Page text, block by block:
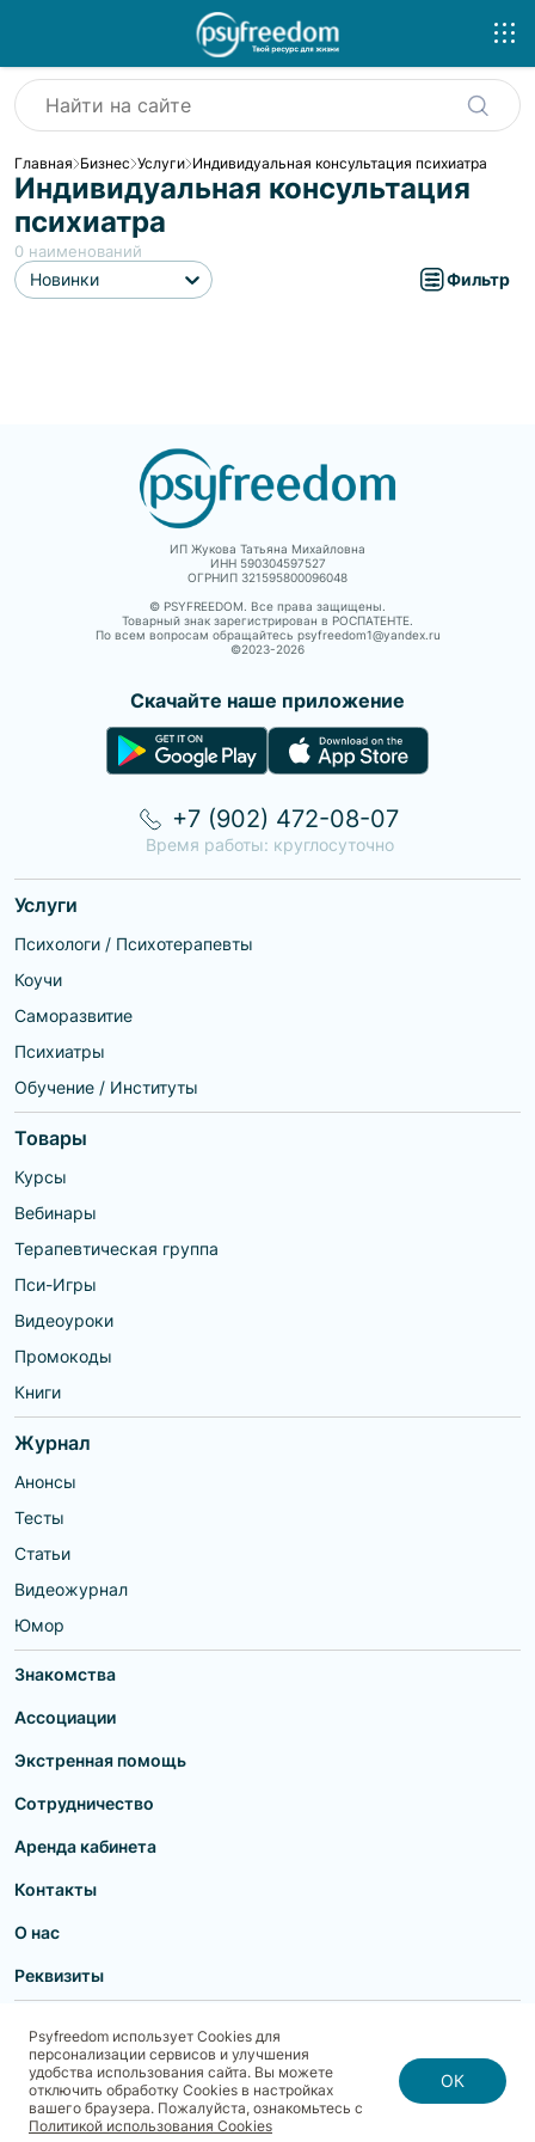
Главная Бизнес Услуги Индивидуальная консультация психиатра
Индивидуальная консультация
психиатра
0 наименований
Новинки Фильтр
ИП Жукова Татьяна Михайловна
ИНН 590304597527
ОГРНИП 321595800096048
© PSYFREEDOM. Все права защищены.
Товарный знак зарегистрирован в РОСПАТЕНТЕ.
По всем вопросам обращайтесь psyfreedom1@yandex.ru
©2023-2026
Скачайте наше приложение
Услуги
Психологи / Психотерапевты
Коучи
Саморазвитие
Психиатры
Обучение / Институты
Товары
Курсы
Вебинары
Терапевтическая группа
Пси-Игры
Видеоуроки
Промокоды
Книги
Журнал
Анонсы
Тесты
Статьи
Видеожурнал
Юмор
Знакомства
Ассоциации
Экстренная помощь
Сотрудничество
Аренда кабинета
Контакты
О нас
Реквизиты
+7 (902) 472-08-07
Время работы: круглосуточно
Пользовательское соглашениеПолитика конфиденциальности
Договор-оферта для партнеров и образовательных учреждений
Договор-оферта для специалистов
Карта сайта
Согласие на обработку, хранение и передачу персональных данных
РеквизитыПолитика использования cookies
Договор-оферта с КлиентомПолитика безопасности платежей
Psyfreedom использует Cookies для
персонализации сервисов и улучшения
удобства использования сайта. Вы можете
отключить обработку Cookies в настройках
вашего браузера. Пожалуйста, ознакомьтесь с
Политикой использования Cookies
ОК